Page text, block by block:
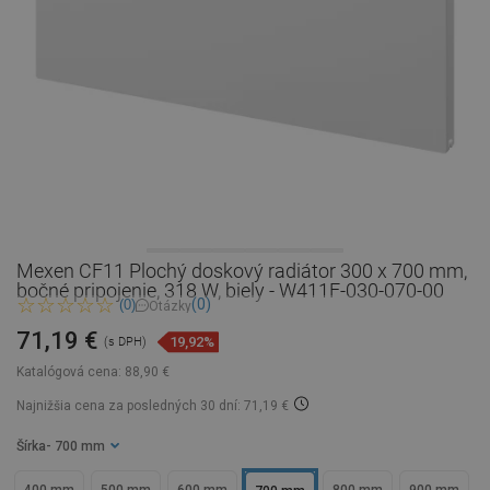
Mexen CF11 Plochý doskový radiátor 300 x 700 mm,
bočné pripojenie, 318 W, biely - W411F-030-070-00
(0) Otázky(0)
Katalógová cena: 88,90 €
71,19 € (s DPH) 19,92%
Najnižšia cena za posledných 30 dní: 71,19 €
Šírka - 700 mm